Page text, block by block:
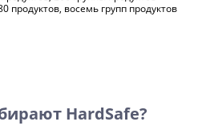
продуктов, восемь групп продуктов
HardSafe?